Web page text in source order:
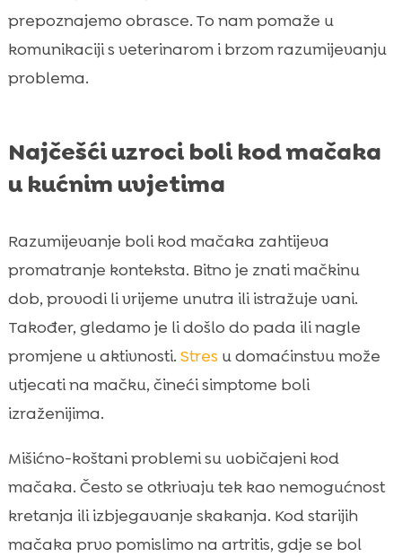
prepoznajemo obrasce. To nam pomaže u
komunikaciji s veterinarom i brzom razumijevanju
problema.
Najčešći uzroci boli kod mačaka
u kućnim uvjetima
Razumijevanje boli kod mačaka zahtijeva
promatranje konteksta. Bitno je znati mačkinu
dob, provodi li vrijeme unutra ili istražuje vani.
Također, gledamo je li došlo do pada ili nagle
promjene u aktivnosti. Stres u domaćinstvu može
utjecati na mačku, čineći simptome boli
izraženijima.
Mišićno-koštani problemi su uobičajeni kod
mačaka. Često se otkrivaju tek kao nemogućnost
kretanja ili izbjegavanje skakanja. Kod starijih
mačaka prvo pomislimo na artritis, gdje se bol